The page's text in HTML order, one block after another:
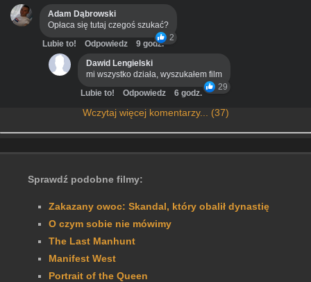
Adam Dąbrowski
Opłaca się tutaj czegoś szukać?
2
Lubie to! Odpowiedz
9 godz.
Dawid Lengielski
mi wszystko działa, wyszukałem film
29
Lubie to! Odpowiedz 6 godz.
Wczytaj więcej komentarzy... (37)
Sprawdź podobne filmy:
Zakazany owoc: Skandal, który obalił dynastię
O czym sobie nie mówimy
The Last Manhunt
Manifest West
Portrait of the Queen